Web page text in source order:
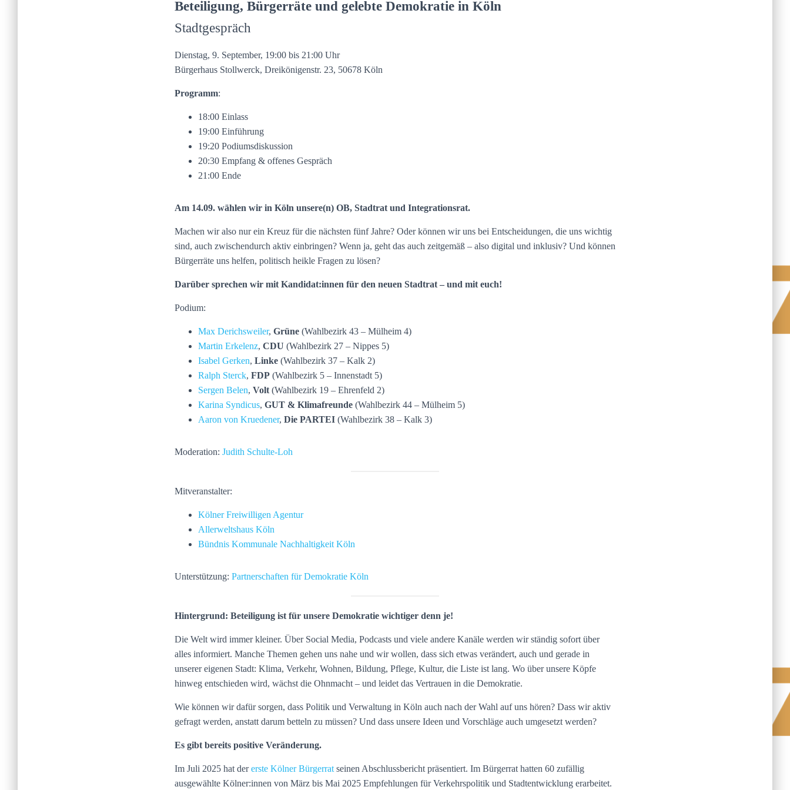
Beteiligung, Bürgerräte und gelebte Demokratie in Köln
Stadtgespräch
Dienstag, 9. September, 19:00 bis 21:00 Uhr
Bürgerhaus Stollwerck, Dreikönigenstr. 23, 50678 Köln
Programm:
18:00 Einlass
19:00 Einführung
19:20 Podiumsdiskussion
20:30 Empfang & offenes Gespräch
21:00 Ende
Am 14.09. wählen wir in Köln unsere(n) OB, Stadtrat und Integrationsrat.
Machen wir also nur ein Kreuz für die nächsten fünf Jahre? Oder können wir uns bei Entscheidungen, die uns wichtig
sind, auch zwischendurch aktiv einbringen? Wenn ja, geht das auch zeitgemäß – also digital und inklusiv? Und können
Bürgerräte uns helfen, politisch heikle Fragen zu lösen?
Darüber sprechen wir mit Kandidat:innen für den neuen Stadtrat – und mit euch!
Podium:
Max Derichsweiler, Grüne (Wahlbezirk 43 – Mülheim 4)
Martin Erkelenz, CDU (Wahlbezirk 27 – Nippes 5)
Isabel Gerken, Linke (Wahlbezirk 37 – Kalk 2)
Ralph Sterck, FDP (Wahlbezirk 5 – Innenstadt 5)
Sergen Belen, Volt (Wahlbezirk 19 – Ehrenfeld 2)
Karina Syndicus, GUT & Klimafreunde (Wahlbezirk 44 – Mülheim 5)
Aaron von Kruedener, Die PARTEI (Wahlbezirk 38 – Kalk 3)
Moderation: Judith Schulte-Loh
Mitveranstalter:
Kölner Freiwilligen Agentur
Allerweltshaus Köln
Bündnis Kommunale Nachhaltigkeit Köln
Unterstützung: Partnerschaften für Demokratie Köln
Hintergrund: Beteiligung ist für unsere Demokratie wichtiger denn je!
Die Welt wird immer kleiner. Über Social Media, Podcasts und viele andere Kanäle werden wir ständig sofort über
alles informiert. Manche Themen gehen uns nahe und wir wollen, dass sich etwas verändert, auch und gerade in
unserer eigenen Stadt: Klima, Verkehr, Wohnen, Bildung, Pflege, Kultur, die Liste ist lang. Wo über unsere Köpfe
hinweg entschieden wird, wächst die Ohnmacht – und leidet das Vertrauen in die Demokratie.
Wie können wir dafür sorgen, dass Politik und Verwaltung in Köln auch nach der Wahl auf uns hören? Dass wir aktiv
gefragt werden, anstatt darum betteln zu müssen? Und dass unsere Ideen und Vorschläge auch umgesetzt werden?
Es gibt bereits positive Veränderung.
Im Juli 2025 hat dererste Kölner Bürgerrat seinen Abschlussbericht präsentiert. Im Bürgerrat hatten 60 zufällig
ausgewählte Kölner:innen von März bis Mai 2025 Empfehlungen für Verkehrspolitik und Stadtentwicklung erarbeitet.